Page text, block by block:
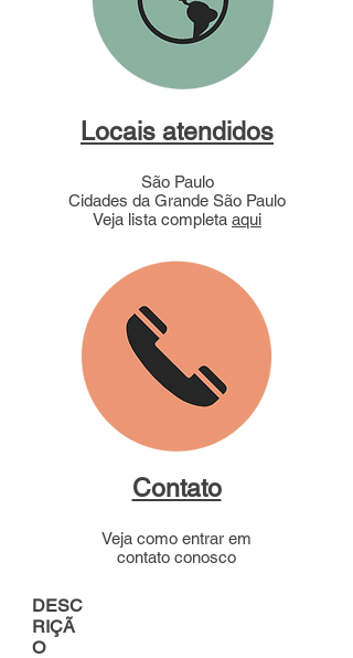
Locais atendidos
São Paulo
Cidades da Grande São Paulo
Veja lista completa aqui
Contato
Veja como entrar em
contato conosco
DESC
RIÇÃ
O